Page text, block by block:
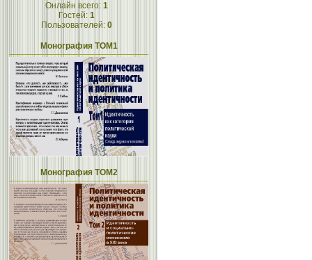
Онлайн всего: 1
Гостей: 1
Пользователей: 0
Монография ТОМ1
Монография ТОМ2